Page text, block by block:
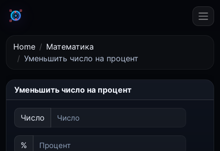
Home
Математика
Уменьшить число на процент
Уменьшить число на процент
Число
%